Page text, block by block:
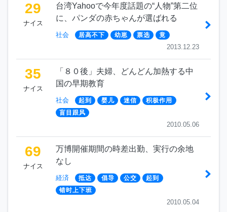
29
ナイス
台湾Yahooで今年度話題の“人物”第二位
に、パンダの赤ちゃんが選ばれる
社会 居高不下 幼崽 票选 竟
2013.12.23
35
ナイス
「８０後」夫婦、どんどん加熱する中
国の早期教育
社会 起到 婴儿 迷信
积极作用
盲目跟风
2010.05.06
69
ナイス
万博開催期間の時差出勤、実行の余地
なし
経済 抵达 倡导 公交
起到
错时上下班
2010.05.04